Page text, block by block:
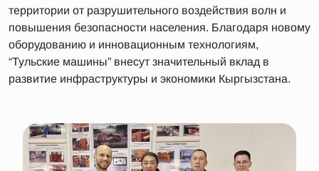
территории от разрушительного воздействия волн и
повышения безопасности населения. Благодаря новому
оборудованию и инновационным технологиям,
“Тульские машины” внесут значительный вклад в
развитие инфраструктуры и экономики Кыргызстана.